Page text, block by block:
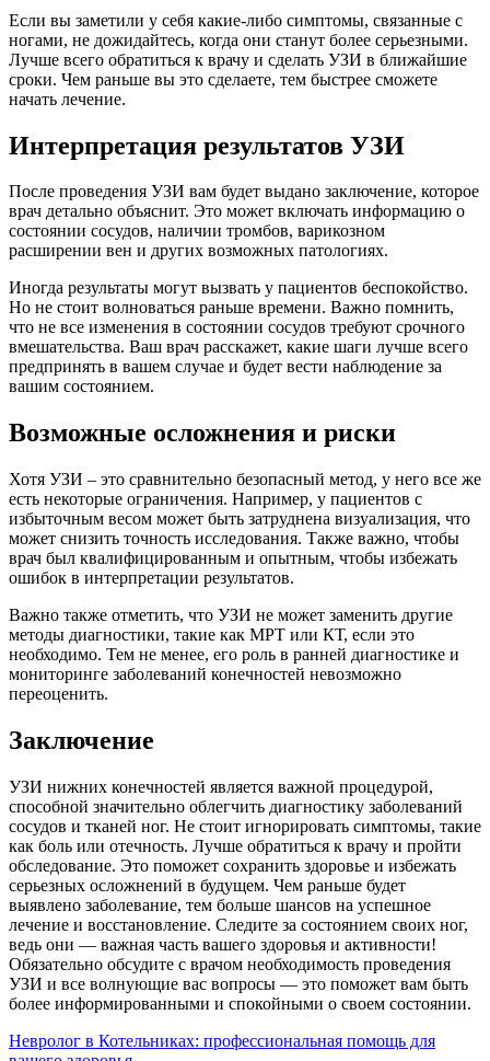
Если вы заметили у себя какие-либо симптомы, связанные с
ногами, не дожидайтесь, когда они станут более серьезными.
Лучше всего обратиться к врачу и сделать УЗИ в ближайшие
сроки. Чем раньше вы это сделаете, тем быстрее сможете
начать лечение.
Интерпретация результатов УЗИ
После проведения УЗИ вам будет выдано заключение, которое
врач детально объяснит. Это может включать информацию о
состоянии сосудов, наличии тромбов, варикозном
расширении вен и других возможных патологиях.
Иногда результаты могут вызвать у пациентов беспокойство.
Но не стоит волноваться раньше времени. Важно помнить,
что не все изменения в состоянии сосудов требуют срочного
вмешательства. Ваш врач расскажет, какие шаги лучше всего
предпринять в вашем случае и будет вести наблюдение за
вашим состоянием.
Возможные осложнения и риски
Хотя УЗИ – это сравнительно безопасный метод, у него все же
есть некоторые ограничения. Например, у пациентов с
избыточным весом может быть затруднена визуализация, что
может снизить точность исследования. Также важно, чтобы
врач был квалифицированным и опытным, чтобы избежать
ошибок в интерпретации результатов.
Важно также отметить, что УЗИ не может заменить другие
методы диагностики, такие как МРТ или КТ, если это
необходимо. Тем не менее, его роль в ранней диагностике и
мониторинге заболеваний конечностей невозможно
переоценить.
Заключение
УЗИ нижних конечностей является важной процедурой,
способной значительно облегчить диагностику заболеваний
сосудов и тканей ног. Не стоит игнорировать симптомы, такие
как боль или отечность. Лучше обратиться к врачу и пройти
обследование. Это поможет сохранить здоровье и избежать
серьезных осложнений в будущем. Чем раньше будет
выявлено заболевание, тем больше шансов на успешное
лечение и восстановление. Следите за состоянием своих ног,
ведь они — важная часть вашего здоровья и активности!
Обязательно обсудите с врачом необходимость проведения
УЗИ и все волнующие вас вопросы — это поможет вам быть
более информированными и спокойными о своем состоянии.
Навигация
Невролог в Котельниках: профессиональная помощь для